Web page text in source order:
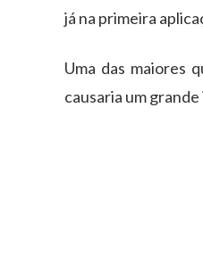
já na primeira
Uma das maiores
causaria um